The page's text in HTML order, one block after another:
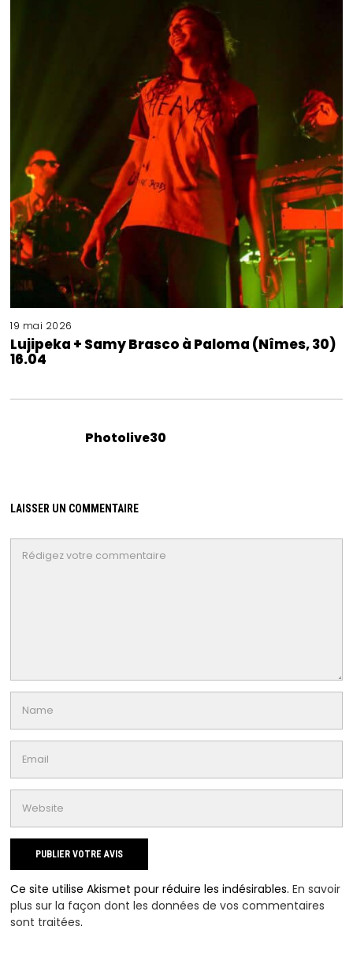
19 mai 2026
Lujipeka + Samy Brasco à Paloma (Nîmes, 30)
16.04
Photolive30
LAISSER UN COMMENTAIRE
Ce site utilise Akismet pour réduire les indésirables.En savoir
plus sur la façon dont les données de vos commentaires
sont traitées.